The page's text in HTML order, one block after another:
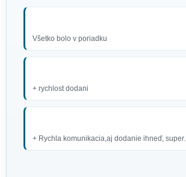
Všetko bolo v poriadku
+ rychlost dodani
+ Rychla komunikacia,aj dodanie ihneď, super.